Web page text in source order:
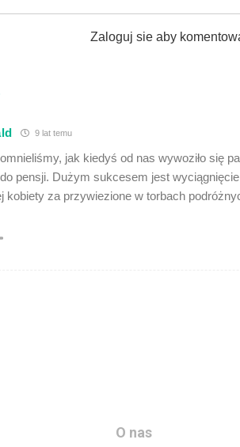
Zaloguj sie aby
9 lat temu
jak kiedyś od nas wywoziło się
pensji. Dużym sukcesem jest
kobiety za przywiezione w torbach
O nas